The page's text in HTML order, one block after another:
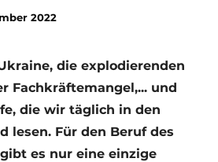
Rundtischgespräch - 20 Jahre
registrieren
2022
die explodierenden
Fachkräftemangel,... und
die wir täglich in den
lesen. Für den Beruf des
es nur eine einzige